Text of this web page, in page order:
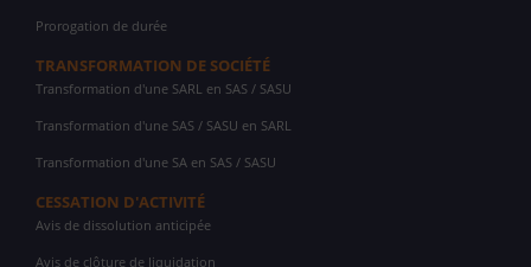
Prorogation de durée
TRANSFORMATION DE SOCIÉTÉ
Transformation d'une SARL en SAS / SASU
Transformation d'une SAS / SASU en SARL
Transformation d'une SA en SAS / SASU
CESSATION D'ACTIVITÉ
Avis de dissolution anticipée
Avis de clôture de liquidation